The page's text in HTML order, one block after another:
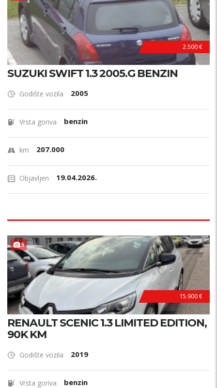
2.500 €
SUZUKI SWIFT 1.3 2005.G BENZIN
Godište vozila 2005
Vrsta goriva benzin
km 207.000
Objavljen 19.04.2026.
5 POVOLJNO !
15.900 €
RENAULT SCENIC 1.3 LIMITED EDITION,
90K KM
Godište vozila 2019
Vrsta goriva benzin